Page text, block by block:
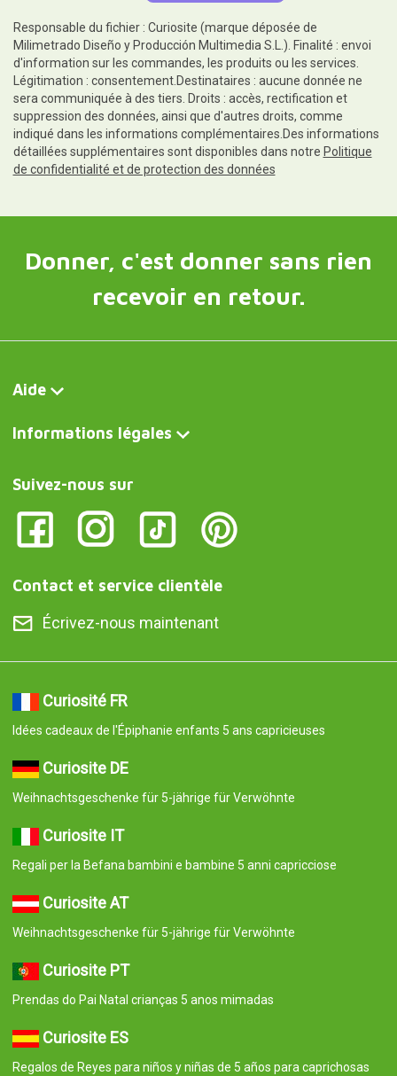
Responsable du fichier : Curiosite (marque déposée de
Milimetrado Diseño y Producción Multimedia S.L.). Finalité : envoi
d'information sur les commandes, les produits ou les services.
Légitimation : consentement.Destinataires : aucune donnée ne
sera communiquée à des tiers. Droits : accès, rectification et
suppression des données, ainsi que d'autres droits, comme
indiqué dans les informations complémentaires.Des informations
détaillées supplémentaires sont disponibles dans notre Politique
de confidentialité et de protection des données
Donner, c'est donner sans rien
recevoir en retour.
Aide
Informations légales
Suivez-nous sur
Contact et service clientèle
Écrivez-nous maintenant
Curiosité FR
Idées cadeaux de l'Épiphanie enfants 5 ans capricieuses
Curiosite DE
Weihnachtsgeschenke für 5-jährige für Verwöhnte
Curiosite IT
Regali per la Befana bambini e bambine 5 anni capricciose
Curiosite AT
Weihnachtsgeschenke für 5-jährige für Verwöhnte
Curiosite PT
Prendas do Pai Natal crianças 5 anos mimadas
Curiosite ES
Regalos de Reyes para niños y niñas de 5 años para caprichosas